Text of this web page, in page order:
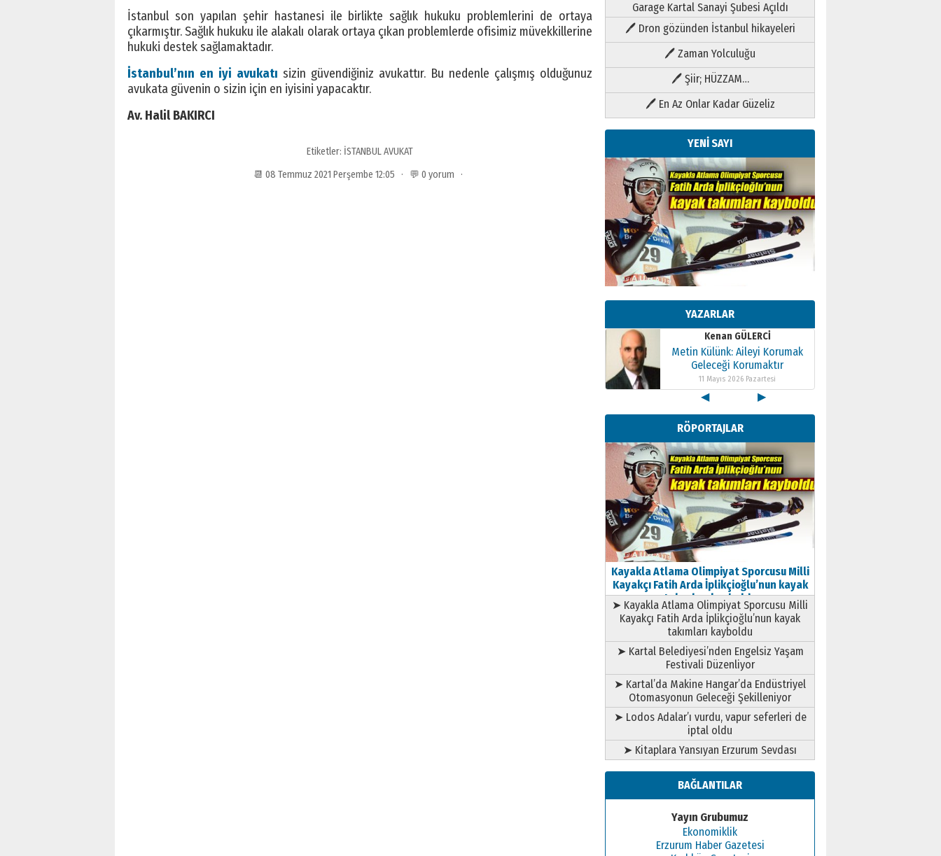
İstanbul son yapılan şehir hastanesi ile birlikte sağlık hukuku problemlerini de ortaya
çıkarmıştır. Sağlık hukuku ile alakalı olarak ortaya çıkan problemlerde ofisimiz müvekkillerine
hukuki destek sağlamaktadır.
İstanbul’nın en iyi avukatı sizin güvendiğiniz avukattır. Bu nedenle çalışmış olduğunuz
avukata güvenin o sizin için en iyisini yapacaktır.
Av. Halil BAKIRCI
Etiketler: İSTANBUL AVUKAT
📆 08 Temmuz 2021 Perşembe 12:05 · 💬 0 yorum ·
Garage Kartal Sanayi Şubesi Açıldı
🖊 Dron gözünden İstanbul hikayeleri
🖊 Zaman Yolculuğu
🖊 Şiir; HÜZZAM…
🖊 En Az Onlar Kadar Güzeliz
YENİ SAYI
YAZARLAR
Kenan GÜLERCİ
Metin Külünk: Aileyi Korumak
Geleceği Korumaktır
11 Mayıs 2026 Pazartesi
Kenan GÜLERCİ
Metin Külünk: Aileyi Korumak
Geleceği Korumaktır
11 Mayıs 2026 Pazartesi
Kenan GÜLERCİ
Metin Külünk: Aileyi Korumak
Geleceği Korumaktır
11 Mayıs 2026 Pazartesi
◀ ▶
RÖPORTAJLAR
Kayakla Atlama Olimpiyat Sporcusu Milli
Kayakçı Fatih Arda İplikçioğlu’nun kayak
takımları kayboldu
➤ Kayakla Atlama Olimpiyat Sporcusu Milli
Kayakçı Fatih Arda İplikçioğlu’nun kayak
takımları kayboldu
➤ Kartal Belediyesi’nden Engelsiz Yaşam
Festivali Düzenliyor
➤ Kartal’da Makine Hangar’da Endüstriyel
Otomasyonun Geleceği Şekilleniyor
➤ Lodos Adalar’ı vurdu, vapur seferleri de
iptal oldu
➤ Kitaplara Yansıyan Erzurum Sevdası
BAĞLANTILAR
Yayın Grubumuz
Ekonomiklik
Erzurum Haber Gazetesi